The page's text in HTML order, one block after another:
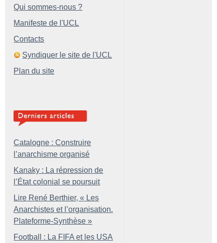
Qui sommes-nous ?
Manifeste de l'UCL
Contacts
Syndiquer le site de l'UCL
Plan du site
Catalogne : Construire
l’anarchisme organisé
Kanaky : La répression de
l’État colonial se poursuit
Lire René Berthier, « Les
Anarchistes et l’organisation.
Plateforme-Synthèse »
Football : La FIFA et les USA